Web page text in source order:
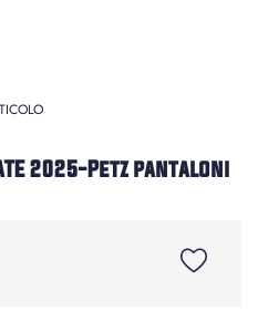
2025-Petz pantaloni